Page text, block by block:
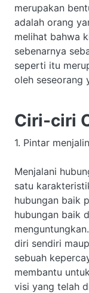
merupakan
adalah orang
melihat bahwa
sebenarnya
seperti itu
oleh seseorang
Ciri-ciri
1. Pintar
Menjalani
satu
hubungan baik
hubungan baik
diri sendiri
sebuah
membantu
visi yang telah